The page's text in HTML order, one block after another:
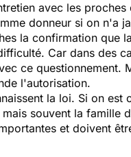
avec les proches
donneur si on n'a
la confirmation que
Car dans des
ce questionnement.
l'autorisation.
la loi. Si on est
souvent la famille
et doivent